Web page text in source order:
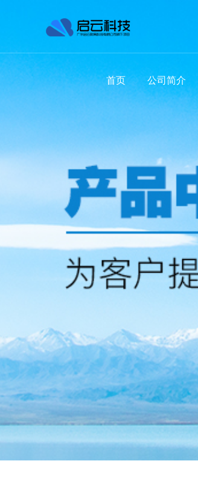
首页 公司简介